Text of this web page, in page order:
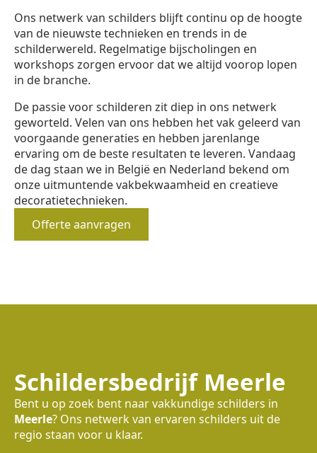
Ons netwerk van schilders blijft continu op de hoogte
van de nieuwste technieken en trends in de
schilderwereld. Regelmatige bijscholingen en
workshops zorgen ervoor dat we altijd voorop lopen
in de branche.
De passie voor schilderen zit diep in ons netwerk
geworteld. Velen van ons hebben het vak geleerd van
voorgaande generaties en hebben jarenlange
ervaring om de beste resultaten te leveren. Vandaag
de dag staan we in België en Nederland bekend om
onze uitmuntende vakbekwaamheid en creatieve
decoratietechnieken.
Offerte aanvragen
Schildersbedrijf Meerle
Bent u op zoek bent naar vakkundige schilders in
Meerle? Ons netwerk van ervaren schilders uit de
regio staan voor u klaar.